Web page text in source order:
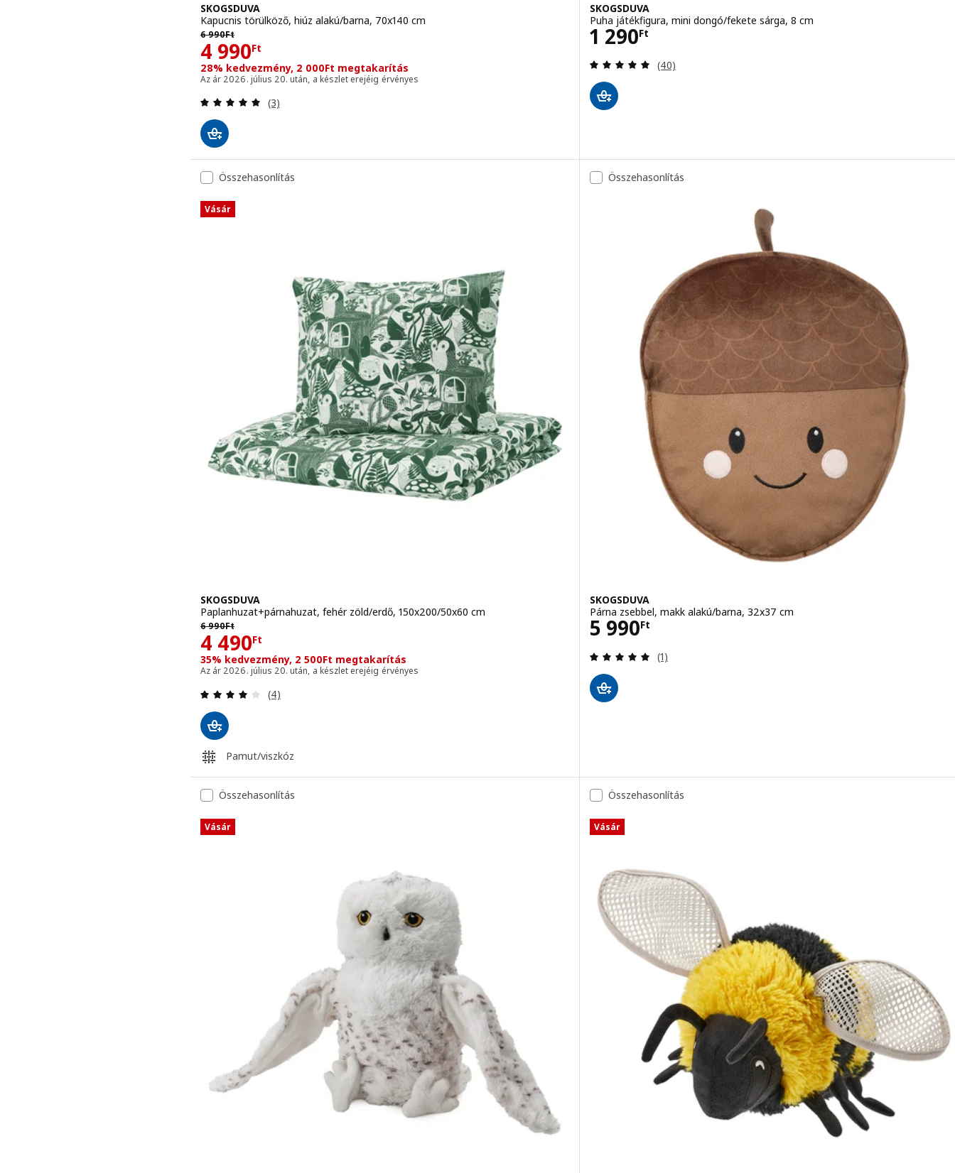
SKOGSDUVA
Kapucnis törülköző, hiúz alakú/barna, 70x140 cm
6 990Ft
Előző ár 6990Ft
4 990Ft
Ár 4990Ft
28% kedvezmény, 2 000Ft megtakarítás
Az ár 2026. július 20. után, a készlet erejéig érvényes
Vélemény: 5 kívül 5 csillag. Összes vélemény:
(3)
SKOGSDUVA
Puha játékfigura, mini dongó/fekete sárga, 8 cm
1 290Ft
Ár 1290Ft
Vélemény: 4.9 kívül 5 csillag. Összes vélemény:
(40)
Összehasonlítás
Vásár
SKOGSDUVA
Paplanhuzat+párnahuzat, fehér zöld/erdő, 150x200/50x60 cm
6 990Ft
Előző ár 6990Ft
4 490Ft
Ár 4490Ft
35% kedvezmény, 2 500Ft megtakarítás
Az ár 2026. július 20. után, a készlet erejéig érvényes
Vélemény: 4 kívül 5 csillag. Összes vélemény:
(4)
Pamut/viszkóz
Összehasonlítás
SKOGSDUVA
Párna zsebbel, makk alakú/barna, 32x37 cm
5 990Ft
Ár 5990Ft
Vélemény: 5 kívül 5 csillag. Összes vélemény:
(1)
Összehasonlítás
Vásár
Összehasonlítás
Vásár